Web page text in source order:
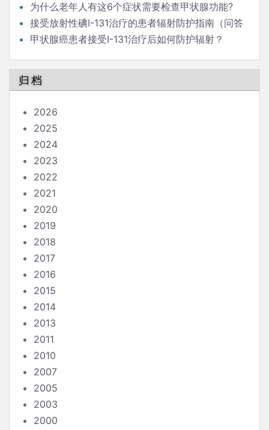
为什么老年人有这6个症状需要检查甲状腺功能?
接受放射性碘I-131治疗的患者辐射防护指南（问答
版）甲状腺癌患者接受I-131治疗后如何防护辐射？
归档
2026
2025
2024
2023
2022
2021
2020
2019
2018
2017
2016
2015
2014
2013
2011
2010
2007
2005
2003
2000